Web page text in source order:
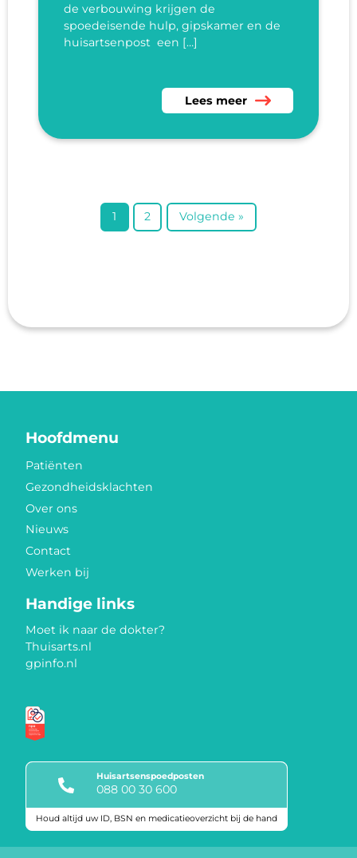
de verbouwing krijgen de
spoedeisende hulp, gipskamer en de
huisartsenpost een […]
Lees meer over Verbouwing
Lees meer
1 2 Volgende »
Hoofdmenu
Patiënten
Gezondheidsklachten
Over ons
Nieuws
Contact
Werken bij
Handige links
Moet ik naar de dokter?
Thuisarts.nl
gpinfo.nl
Huisartsenspoedposten
088 00 30 600
Houd altijd uw ID, BSN en medicatieoverzicht bij de hand